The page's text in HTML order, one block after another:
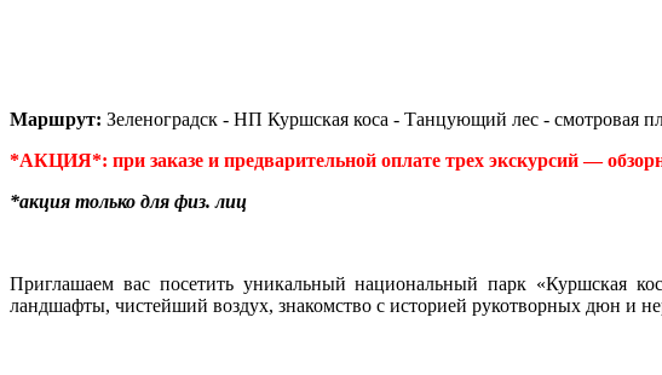
Маршрут: Зеленоградск - НП Куршская коса - Танцующий лес - смотровая
*АКЦИЯ*: при заказе и предварительной оплате трех экскурсий —
*акция только для физ. лиц
Приглашаем вас посетить уникальный национальный парк «Куршская
ландшафты, чистейший воздух, знакомство с историей рукотворных дюн и